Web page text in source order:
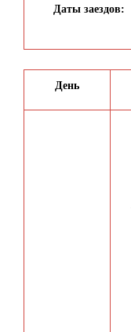
Даты заездов:
День